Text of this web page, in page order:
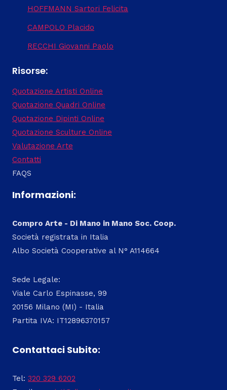
HOFFMANN Sartori Felicita
CAMPOLO Placido
RECCHI Giovanni Paolo
Risorse:
Quotazione Artisti Online
Quotazione Quadri Online
Quotazione Dipinti Online
Quotazione Sculture Online
Valutazione Arte
Contatti
FAQS
Informazioni:
Compro Arte - Di Mano in Mano Soc. Coop.
Società registrata in Italia
Albo Società Cooperative al N° A114664
Sede Legale:
Viale Carlo Espinasse, 99
20156 Milano (MI) - Italia
Partita IVA: IT12896370157
Contattaci Subito:
Tel: 320 329 6202